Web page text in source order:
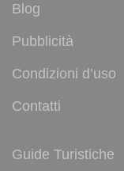
Blog
Pubblicità
Condizioni d’uso
Contatti
Guide Turistiche